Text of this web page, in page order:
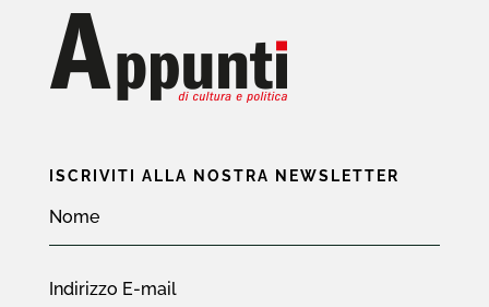
ISCRIVITI ALLA NOSTRA NEWSLETTER